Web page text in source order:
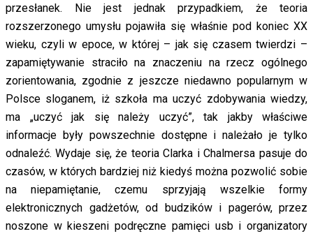
przesłanek. Nie jest jednak przypadkiem, że teoria
rozszerzonego umysłu pojawiła się właśnie pod koniec XX
wieku, czyli w epoce, w której – jak się czasem twierdzi –
zapamiętywanie straciło na znaczeniu na rzecz ogólnego
zorientowania, zgodnie z jeszcze niedawno popularnym w
Polsce sloganem, iż szkoła ma uczyć zdobywania wiedzy,
ma „uczyć jak się należy uczyć”, tak jakby właściwe
informacje były powszechnie dostępne i należało je tylko
odnaleźć. Wydaje się, że teoria Clarka i Chalmersa pasuje do
czasów, w których bardziej niż kiedyś można pozwolić sobie
na niepamiętanie, czemu sprzyjają wszelkie formy
elektronicznych gadżetów, od budzików i pagerów, przez
noszone w kieszeni podręczne pamięci usb i organizatory